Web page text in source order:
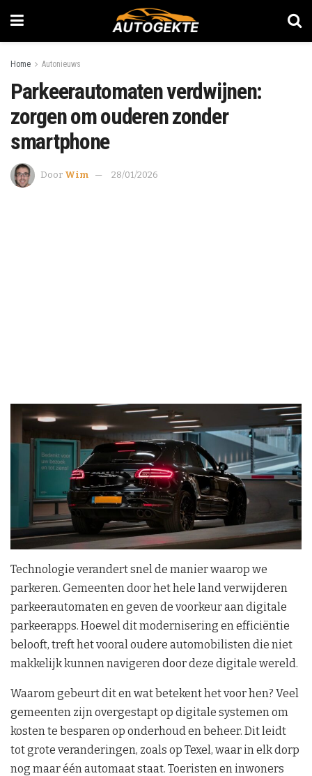
Home Autonieuws
Parkeerautomaten verdwijnen:
zorgen om ouderen zonder
smartphone
Door Wim 28/01/2026
Technologie verandert snel de manier waarop we
parkeren. Gemeenten door het hele land verwijderen
parkeerautomaten en geven de voorkeur aan digitale
parkeerapps. Hoewel dit modernisering en efficiëntie
belooft, treft het vooral oudere automobilisten die niet
makkelijk kunnen navigeren door deze digitale wereld.
Waarom gebeurt dit en wat betekent het voor hen? Veel
gemeenten zijn overgestapt op digitale systemen om
kosten te besparen op onderhoud en beheer. Dit leidt
tot grote veranderingen, zoals op Texel, waar in elk dorp
nog maar één automaat staat. Toeristen en inwoners